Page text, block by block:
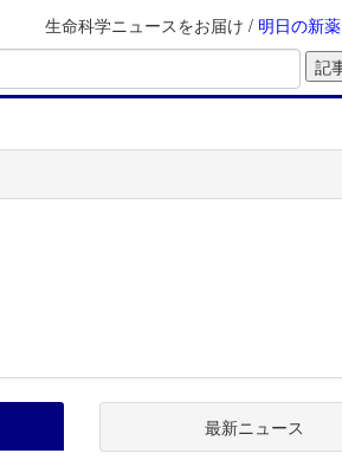
生命科学ニュースをお届け / 明日の新薬
最新ニュース